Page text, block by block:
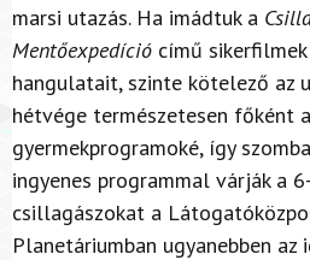
marsi utazás. Ha imádtuk a
Mentőexpedíció című
hangulatait, szinte kötelező az
hétvége természetesen főként
gyermekprogramoké, így
ingyenes programmal várják a
csillagászokat a
Planetáriumban ugyanebben